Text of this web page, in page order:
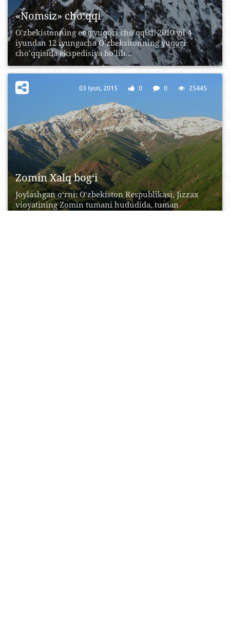
«Nomsiz» cho‘qqi
O’zbеkistоnning eng yuqоri cho’qqisi. 2010 yil 4
iyundаn 12 iyungаchа O’zbеksitоnning yuqоri
cho’qqisidа ekspеdisiya bo’lib...
Zomin Xalq bog‘i
Joylashgan o‘rni: O‘zbekiston Respublikasi, Jizzax
vioyatining Zomin tumani hududida, tuman
03 Iyun, 2015 0 0 25445